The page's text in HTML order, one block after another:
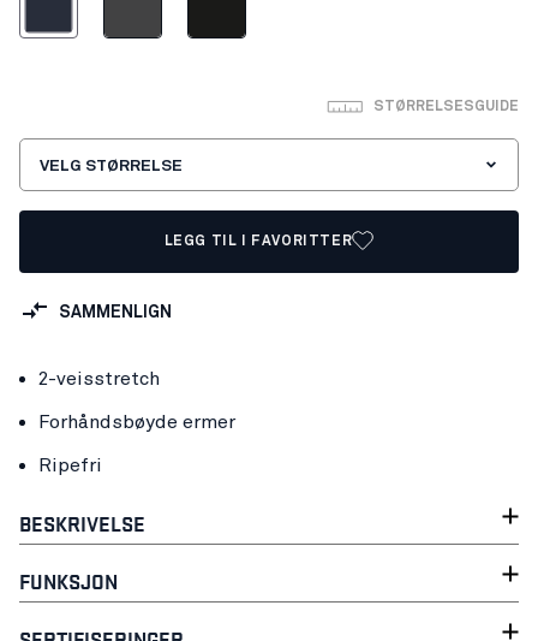
STØRRELSESGUIDE
VELG STØRRELSE
LEGG TIL I FAVORITTER
SAMMENLIGN
2-veisstretch
Forhåndsbøyde ermer
Ripefri
BESKRIVELSE
FUNKSJON